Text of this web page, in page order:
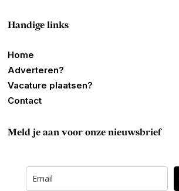
Handige links
Home
Adverteren?
Vacature plaatsen?
Contact
Meld je aan voor onze nieuwsbrief